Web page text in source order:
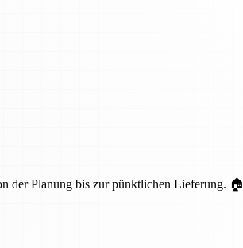
der Planung bis zur pünktlichen Lieferung. 🏠